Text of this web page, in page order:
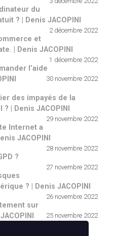
du
? | Denis JACOPINI
2 décembre 2022
et
| Denis JACOPINI
1 décembre 2022
l’aide
30 novembre 2022
des impayés de la
| Denis JACOPINI
29 novembre 2022
Internet a
JACOPINI
28 novembre 2022
?
27 novembre 2022
? | Denis JACOPINI
26 novembre 2022
sur
25 novembre 2022